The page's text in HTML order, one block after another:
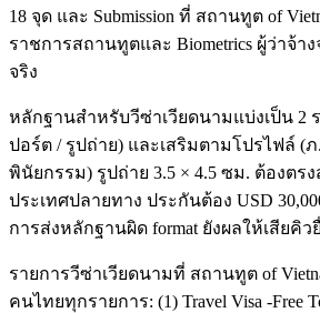
18 จุด และ Submission ที่ สถานทูต of
ราชการสถานทูตและ Biometrics ผู้ว่าจ้า
จริง
หลักฐานสำหรับวีซ่าเวียดนามแบ่งเป็น 2
ปอร์ต / รูปถ่าย) และเสริมตามโปรไฟล์ (
พินัยกรรม) รูปถ่าย 3.5 × 4.5 ซม. ต้องตรง
ประเทศปลายทาง ประกันต้อง USD
การส่งหลักฐานผิด format ยังผลให้เสียคิ
รายการวีซ่าเวียดนามที่ สถานทูต of
คนไทยทุกรายการ: (1) Travel Visa -Free